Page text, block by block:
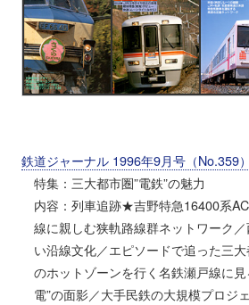
鉄道ジャーナル 1996年9月号（No.359）
特集：三大都市圏”電鉄”の魅力
内容：列車追跡★吉野特急16400系
線に親しむ狭軌路線群ネットワーク
い沿線文化／エピソードで追った三大
のホットゾーンを行く名鉄瀬戸線に
電”の面影／大手民鉄の大規模プロジ